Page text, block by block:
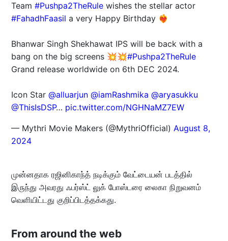
Team #Pushpa2TheRulewishes the stellar actor
#FahadhFaasil a very Happy Birthday ❤‍🔥
Bhanwar Singh Shekhawat IPS will be back with a
bang on the big screens 💥💥#Pushpa2TheRule
Grand release worldwide on 6th DEC 2024.
Icon Star @alluarjun @iamRashmika @aryasukku
@ThisIsDSP… pic.twitter.com/NGHNaMZ7EW
— Mythri Movie Makers (@MythriOfficial) August 8,
2024
முன்னதாக ரஜினிகாந்த் நடிக்கும் வேட்டையன் படத்தில்
இருந்து அவரது ஃபர்ஸ்ட் லுக் போஸ்டரை லைகா நிறுவனம்
வெளியிட்டது குறிப்பிடத்தக்கது.
From around the web